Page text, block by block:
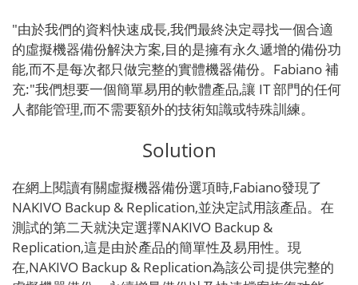
"由於我們的資料快速成長,我們最終決定尋找一個合適
的虛擬機器備份解決方案,目的是擁有永久遞增的備份功
能,而不是每次都只做完整的實體機器備份。Fabiano 補
充:"我們想要一個簡單易用的軟體產品,讓 IT 部門的任何
人都能管理,而不需要額外的技術知識或特殊訓練。
Solution
在網上閱讀有關虛擬機器備份選項時,Fabiano發現了
NAKIVO Backup & Replication,並決定試用該產品。在
測試的第二天就決定選擇NAKIVO Backup &
Replication,這是由於產品的簡單性及易用性。現
在,NAKIVO Backup & Replication為該公司提供完整的